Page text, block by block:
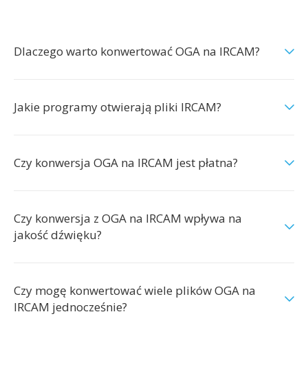
Dlaczego warto konwertować OGA na IRCAM?
Jakie programy otwierają pliki IRCAM?
Czy konwersja OGA na IRCAM jest płatna?
Czy konwersja z OGA na IRCAM wpływa na
jakość dźwięku?
Czy mogę konwertować wiele plików OGA na
IRCAM jednocześnie?